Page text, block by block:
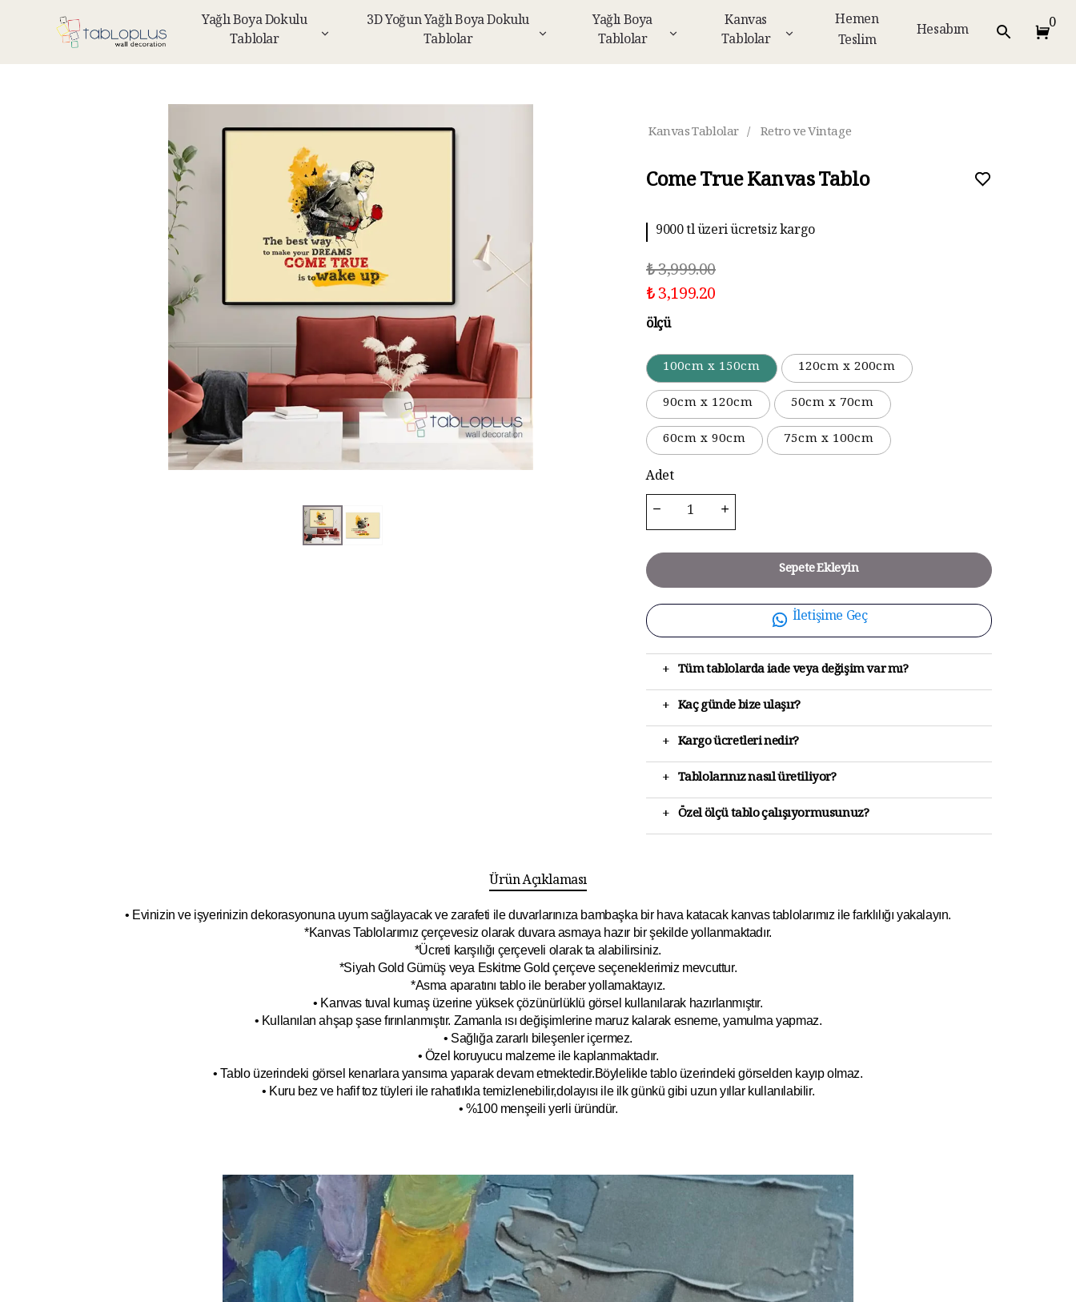
Yağlı Boya Dokulu
Tablolar
3D Yoğun Yağlı Boya Dokulu
Tablolar
Yağlı Boya
Tablolar
Kanvas
Tablolar
Hemen
Teslim
Hesabım 0
Kanvas Tablolar / Retro ve Vintage
Come True Kanvas Tablo
10 aya kadar taksit imkanı
₺ 3,999.00
₺ 3,199.20
ölçü
100cm x 150cm
120cm x 200cm
90cm x 120cm
50cm x 70cm
60cm x 90cm
75cm x 100cm
Adet
Sepete Ekleyin
İletişime Geç
+ Tüm tablolarda iade veya değişim var mı?
+ Kaç günde bize ulaşır?
+ Kargo ücretleri nedir?
+ Tablolarınız nasıl üretiliyor?
+ Özel ölçü tablo çalışıyormusunuz?
Ürün Açıklaması
• Evinizin ve işyerinizin dekorasyonuna uyum sağlayacak ve zarafeti ile duvarlarınıza bambaşka bir hava katacak kanvas tablolarımız ile farklılığı yakalayın.
*Kanvas Tablolarımız çerçevesiz olarak duvara asmaya hazır bir şekilde yollanmaktadır.
*Ücreti karşılığı çerçeveli olarak ta alabilirsiniz.
*Siyah Gold Gümüş veya Eskitme Gold çerçeve seçeneklerimiz mevcuttur.
*Asma aparatını tablo ile beraber yollamaktayız.
• Kanvas tuval kumaş üzerine yüksek çözünürlüklü görsel kullanılarak hazırlanmıştır.
• Kullanılan ahşap şase fırınlanmıştır. Zamanla ısı değişimlerine maruz kalarak esneme, yamulma yapmaz.
• Sağlığa zararlı bileşenler içermez.
• Özel koruyucu malzeme ile kaplanmaktadır.
• Tablo üzerindeki görsel kenarlara yansıma yaparak devam etmektedir.Böylelikle tablo üzerindeki görselden kayıp olmaz.
• Kuru bez ve hafif toz tüyleri ile rahatlıkla temizlenebilir,dolayısı ile ilkgünkü gibi uzun yıllar kullanılabilir.
• %100 menşeili yerli üründür.